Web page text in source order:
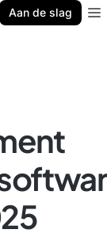
Aan de slag